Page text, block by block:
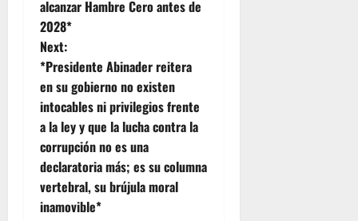
t
n
a
v
i
g
alcanzar Hambre Cero antes de
2028*
Next:
*Presidente Abinader reitera
en su gobierno no existen
intocables ni privilegios frente
a la ley y que la lucha contra la
corrupción no es una
declaratoria más; es su columna
vertebral, su brújula moral
inamovible*